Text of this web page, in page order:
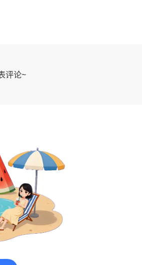
评论~